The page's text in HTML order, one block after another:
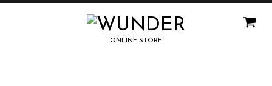
ONLINE STORE